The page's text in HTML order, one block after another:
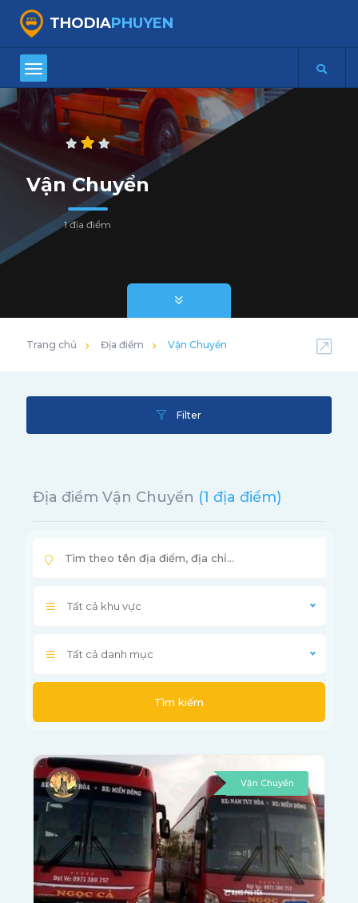
THODIAPHUYEN
Vận Chuyển
1 địa điểm
Trang chủ Địa điểm Vận Chuyển
Filter
Địa điểm Vận Chuyển (1 địa điểm)
Tất cả khu vực
Tất cả danh mục
Tìm kiếm
Vận Chuyển